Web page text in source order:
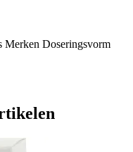
Merken Doseringsvorm